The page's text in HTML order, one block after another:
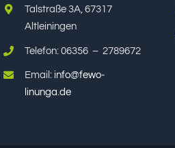
Talstraße 3A, 67317
Altleiningen
Telefon: 06356 – 2789672
Email: info@fewo-
linunga.de